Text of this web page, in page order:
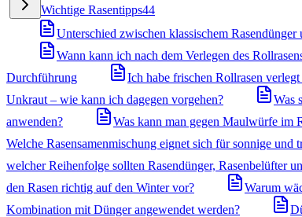
Wichtige Rasentipps44
Unterschied zwischen klassischem Rasendünger
Wann kann ich nach dem Verlegen des
Durchführung
Ich habe frischen Rollrasen
Unkraut – wie kann ich dagegen vorgehen?
Was
anwenden?
Was kann man gegen Maulwürfe im
Welche Rasensamenmischung eignet sich für sonnige und
welcher Reihenfolge sollten Rasendünger, Rasenbelüfter
den Rasen richtig auf den Winter vor?
Warum
Kombination mit Dünger angewendet werden?